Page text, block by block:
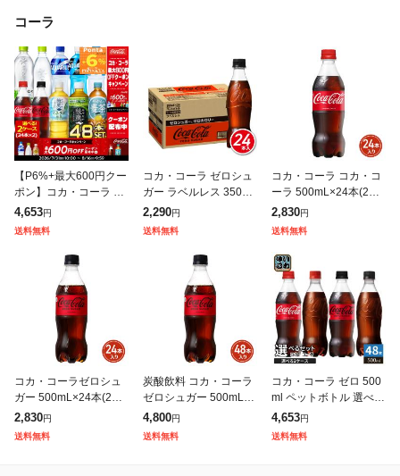
コーラ
【P6%+最大600円クー
ポン】コカ・コーラ ペ
ットボトル 500ml 人気
飲料 48本 24本×2箱 綾
鷹 アクエリ コーラゼ
4,653円
送料無料
コカ・コーラ ゼロシュ
ガー ラベルレス 350mL
×24本(24本×1ケース) 2
605jccc
2,290円
送料無料
コカ・コーラ コカ・コ
ーラ 500mL×24本(24本
×1ケース) 2605jccc
2,830円
送料無料
コカ・コーラゼロシュ
ガー 500mL×24本(24本
×1ケース) 2605jccc
2,830円
送料無料
炭酸飲料 コカ・コーラ
ゼロシュガー 500mL×4
8本(24本×2ケース) 260
5jccc
4,800円
送料無料
コカ・コーラ ゼロ 500
ml ペットボトル 選べる
48本 (24本×2 まとめ買
い) よりどり 炭酸飲料
タンサン ラベルレ
4,653円
送料無料